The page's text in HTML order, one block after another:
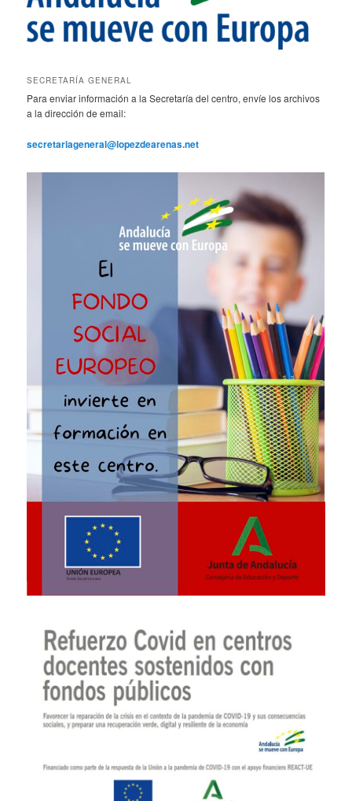
SECRETARÍA GENERAL
Para enviar información a la Secretaría del centro, envíe los archivos
a la dirección de email:
secretariageneral@lopezdearenas.net